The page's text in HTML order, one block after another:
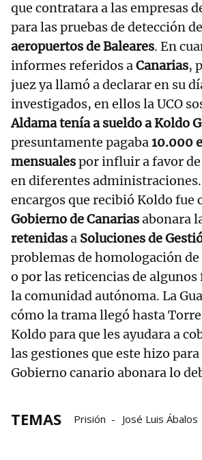
que contratara a las empresas
para las pruebas de detección
aeropuertos de Baleares. En
informes referidos aCanarias,
juez ya llamó a declarar en su
investigados, en ellos la UCO
Aldama tenía a sueldo a Koldo
presuntamente pagaba10.000
mensualespor influir a favor de
en diferentes administraciones.
encargos que recibió Koldo fue
Gobierno de Canariasabonara
retenidasa Soluciones de
problemas de homologación
o por las reticencias de
la comunidad autónoma. La
cómo la trama llegó hasta
Koldo para que les ayudara a
las gestiones que este hizo para
Gobierno canario abonara lo
TEMAS Prisión
José Luis Ábalos